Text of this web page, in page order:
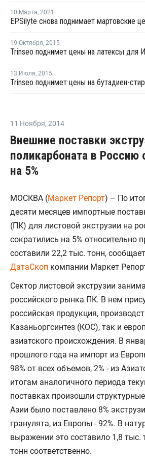
10 Марта, 2021
19 Октября, 2015
Trinseo поднимет цены на латексы для
13 Июля, 2015
11 Ноября, 2014
Внешние поставки
поликарбоната в Россию
на 5%
МОСКВА (Маркет Репорт) – По
десяти месяцев импортные
(ПК) для листовой экструзии на
сократились на 5% относительно
составили 22,2 тыс. тонн,
ДатаСкоп компании Маркет
Сектор листовой экструзии
российского рынка ПК. В нем
российская продукция,
Казаньоргсинтез (КОС), так и
азиатского происхождения. В
прошлого года на импорт из
98% от всех объемов, 2% - из
итогам аналогичного периода
поставках произошли
Азии было поставлено 8%
гранулята, из Европы - 92%. В
выражении это составило 1,8 тыс.
тонн соответственно.